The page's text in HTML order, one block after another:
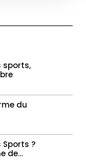
sports,
du
Sports ?
de